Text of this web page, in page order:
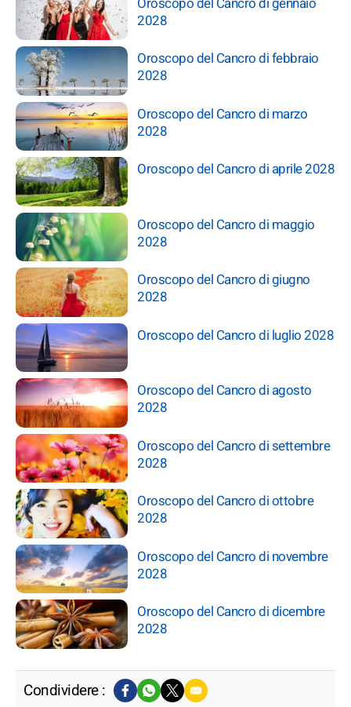
2028
Oroscopo del Cancro di febbraio
2028
Oroscopo del Cancro di marzo
2028
Oroscopo del Cancro di aprile 2028
Oroscopo del Cancro di maggio
2028
Oroscopo del Cancro di giugno
2028
Oroscopo del Cancro di luglio 2028
Oroscopo del Cancro di agosto
2028
Oroscopo del Cancro di settembre
2028
Oroscopo del Cancro di ottobre
2028
Oroscopo del Cancro di novembre
2028
Oroscopo del Cancro di dicembre
2028
Condividere :